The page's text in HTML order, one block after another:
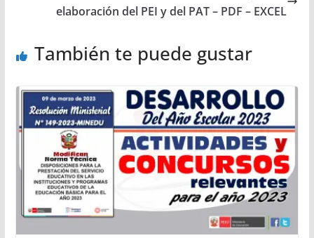
elaboración del PEI y del PAT – PDF – EXCEL
También te puede gustar